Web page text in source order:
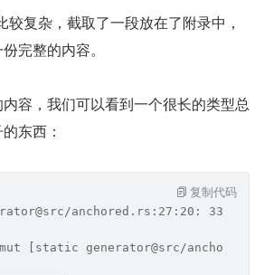
较复杂，截取了一段放在了附录中，
完整的内容。
容，我们可以看到一个很长的类型总
东西：
anchored.rs:27:20: 33:2]
[static generator@src/
复制代码